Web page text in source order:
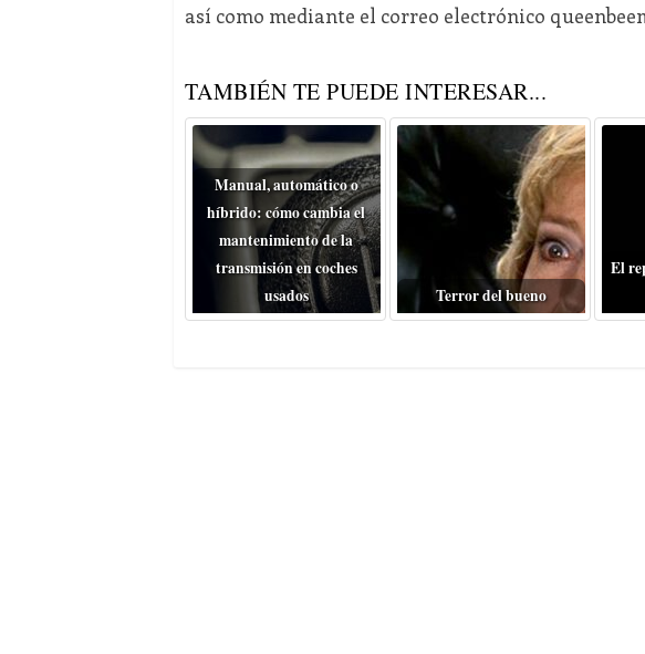
así como mediante el correo electrónico
TAMBIÉN TE PUEDE INTERESAR...
Manual, automático o
híbrido: cómo cambia el
mantenimiento de la
transmisión en coches
usados
Terror del bueno
El